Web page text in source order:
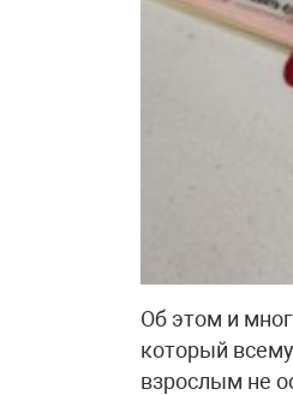
Об этом и
который
взрослым не